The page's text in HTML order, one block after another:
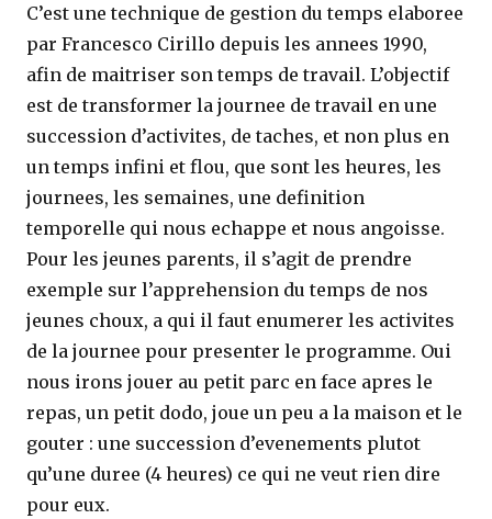
C’est une technique de gestion du temps elaboree
par Francesco Cirillo depuis les annees 1990,
afin de maitriser son temps de travail. L’objectif
est de transformer la journee de travail en une
succession d’activites, de taches, et non plus en
un temps infini et flou, que sont les heures, les
journees, les semaines, une definition
temporelle qui nous echappe et nous angoisse.
Pour les jeunes parents, il s’agit de prendre
exemple sur l’apprehension du temps de nos
jeunes choux, a qui il faut enumerer les activites
de la journee pour presenter le programme. Oui
nous irons jouer au petit parc en face apres le
repas, un petit dodo, joue un peu a la maison et le
gouter : une succession d’evenements plutot
qu’une duree (4 heures) ce qui ne veut rien dire
pour eux.